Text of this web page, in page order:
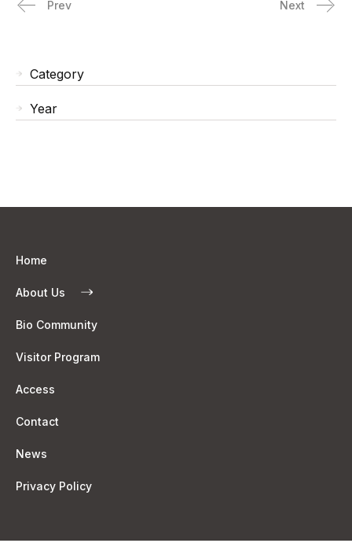
Category
Year
Prev Next
Home
About Us
Bio Community
Visitor Program
Access
Contact
News
Privacy Policy